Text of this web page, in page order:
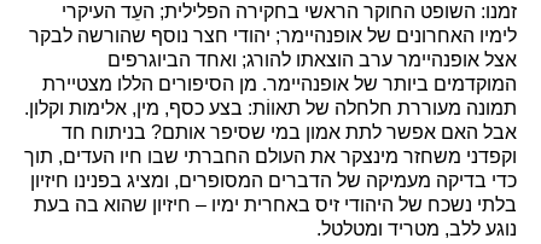
זמנו: השופט החוקר הראשי בחקירה הפלילית; העֵד העיקרי
לימיו האחרונים של אופנהיימר; יהודי חצר נוסף שהורשה לבקר
אצל אופנהיימר ערב הוצאתו להורג; ואחד הביוגרפים
המוקדמים ביותר של אופנהיימר. מן הסיפורים הללו מצטיירת
תמונה מעוררת חלחלה של תאווֹת: בצע כסף, מין, אלימות וקלון.
אבל האם אפשר לתת אמון במי שסיפר אותם? בניתוח חד
וקפדני משחזר מינצקר את העולם החברתי שבו חיו העדים, תוך
כדי בדיקה מעמיקה של הדברים המסופרים, ומציג בפנינו חיזיון
בלתי נשכח של היהודי זיס באחרית ימיו – חיזיון שהוא בה בעת
נוגע ללב, מטריד ומטלטל.